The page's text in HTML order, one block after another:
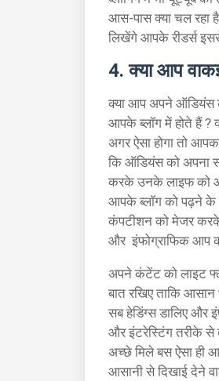
आस-पास क्या चल रहा
लिखेंगे आपके रीडर्स इससे
4. क्या आप
क्या आप अपने ऑडियंस
आपके ब्लॉग में होते हैं ?
अगर ऐसा होगा तो
कि ऑडियंस को अपना
करके उनके लाइफ को
आपके ब्लॉग को पढ़ने के
कंपटीशन को मेजर
और इंफोग्राफिक आप
अपने कंटेंट को लाइट
बात रखिए ताकि आसान
सब हेडिंग्स डालिए और
और इंटरेस्टिंग तरीके से
अच्छे मिले बस ऐसा ही
आसानी से दिखाई देने